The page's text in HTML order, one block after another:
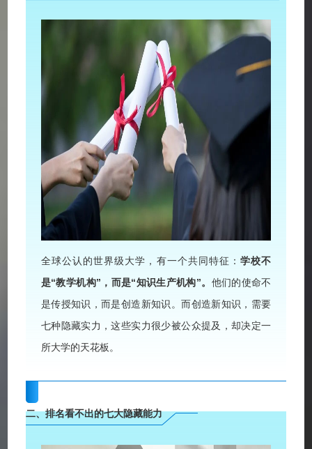
全球公认的世界级大学，有一个共同特征：学校不
是“教学机构”，而是“知识生产机构”。 他们的使命不
是传授知识，而是创造新知识。而创造新知识，需要
七种隐藏实力，这些实力很少被公众提及，却决定一
所大学的天花板。
二、排名看不出的七大隐藏能力